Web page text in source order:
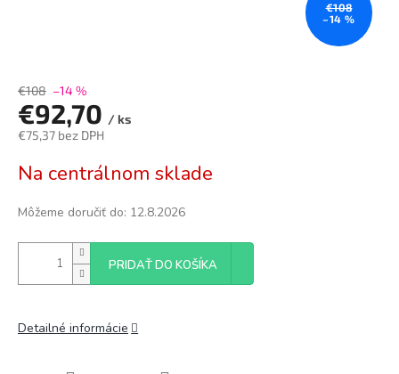
€108
–14 %
€108 –14 %
€92,70 / ks
€75,37 bez DPH
cena:
Na centrálnom sklade
Môžeme doručiť do: 12.8.2026
PRIDAŤ DO KOŠÍKA
Detailné informácie